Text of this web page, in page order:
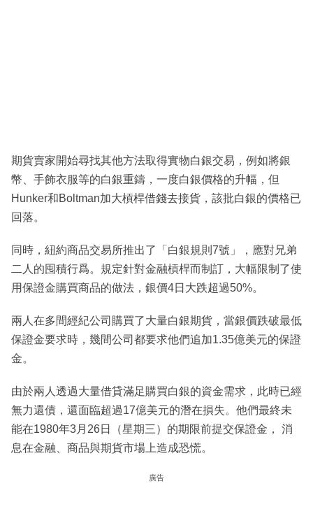
期貨賣家開始尋找其他方法取得實物白銀交易，例如將銀
幣、手飾衣服等的白銀重鑄，一度白銀價格的升幅，但
Hunker和Boltman加大槓桿借錢去接貨，該批白銀的價格已
回落。
同時，紐約商品交易所推出了「白銀規則7號」，應對兄弟
二人的囤積行爲。規定針對金融槓桿而制訂，大幅限制了使
用保證金購買商品的做法，銀價4日大跌超過50%。
兩人在多間經紀公司購買了大量白銀期貨，當銀價跌破最低
保證金要求時，幾間公司都要求他們追加1.35億美元的保證
金。
由於兩人透過大量借貸滿足購買白銀的資金需求，此時已經
無力還債，還面臨超過17億美元的潛在損失。他們最終未
能在1980年3月26日（星期三）的期限前提交保證金， 消
息在金融、商品與期貨市場上造成恐慌。
廣告